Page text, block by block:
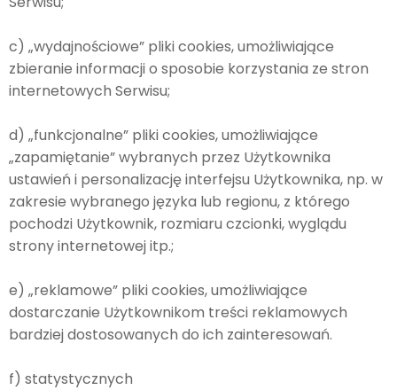
c) „wydajnościowe” pliki cookies, umożliwiające
zbieranie informacji o sposobie korzystania ze stron
internetowych Serwisu;
d) „funkcjonalne” pliki cookies, umożliwiające
„zapamiętanie” wybranych przez Użytkownika
ustawień i personalizację interfejsu Użytkownika, np. w
zakresie wybranego języka lub regionu, z którego
pochodzi Użytkownik, rozmiaru czcionki, wyglądu
strony internetowej itp.;
e) „reklamowe” pliki cookies, umożliwiające
dostarczanie Użytkownikom treści reklamowych
bardziej dostosowanych do ich zainteresowań.
f) statystycznych